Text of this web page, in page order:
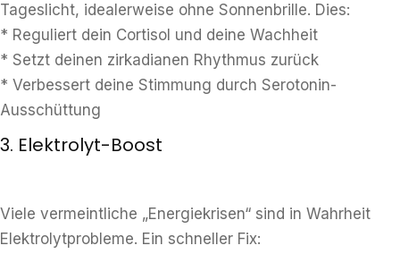
Tageslicht, idealerweise ohne Sonnenbrille. Dies:
* Reguliert dein Cortisol und deine Wachheit
* Setzt deinen zirkadianen Rhythmus zurück
* Verbessert deine Stimmung durch Serotonin-
Ausschüttung
3. Elektrolyt-Boost
Viele vermeintliche „Energiekrisen“ sind in Wahrheit
Elektrolytprobleme. Ein schneller Fix: